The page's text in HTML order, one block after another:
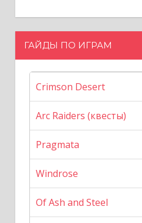
ГАЙДЫ ПО ИГРАМ
Crimson Desert
Arc Raiders (квесты)
Pragmata
Windrose
Of Ash and Steel